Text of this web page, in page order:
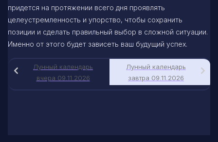
придется на протяжении всего дня проявлять
целеустремленность и упорство, чтобы сохранить
позиции и сделать правильный выбор в сложной ситуации.
Именно от этого будет зависеть ваш будущий успех.
Лунный календарь
завтра 09.11.2026
Лунный календарь
вчера 09.11.2026